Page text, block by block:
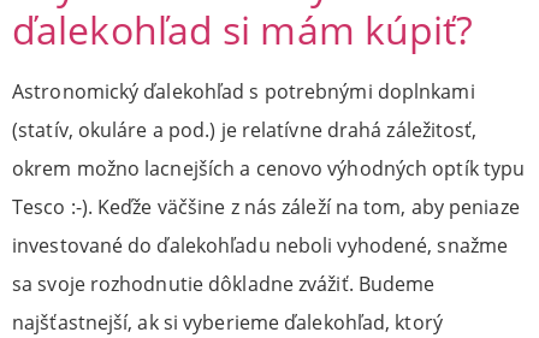
ďalekohľad si mám kúpiť?
Astronomický ďalekohľad s potrebnými doplnkami
(statív, okuláre a pod.) je relatívne drahá záležitosť,
okrem možno lacnejších a cenovo výhodných optík typu
Tesco :-). Keďže väčšine z nás záleží na tom, aby peniaze
investované do ďalekohľadu neboli vyhodené, snažme
sa svoje rozhodnutie dôkladne zvážiť. Budeme
najšťastnejší, ak si vyberieme ďalekohľad, ktorý